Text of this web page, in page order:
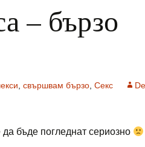
– бързо
свършвам бързо Секс
бъде погледнат сериозно